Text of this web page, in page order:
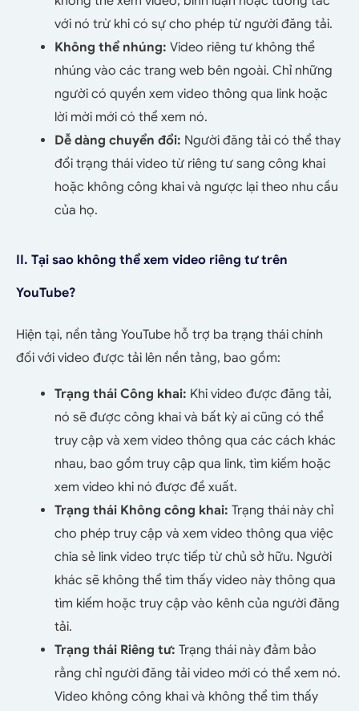
với nó trừ khi có sự cho phép từ người đăng tải.
Không thể nhúng: Video riêng tư không thể
nhúng vào các trang web bên ngoài. Chỉ những
người có quyền xem video thông qua link hoặc
lời mời mới có thể xem nó.
Dễ dàng chuyển đổi: Người đăng tải có thể thay
đổi trạng thái video từ riêng tư sang công khai
hoặc không công khai và ngược lại theo nhu cầu
của họ.
II. Tại sao không thể xem video riêng tư trên
YouTube?
Hiện tại, nền tảng YouTube hỗ trợ ba trạng thái chính
đối với video được tải lên nền tảng, bao gồm:
Trạng thái Công khai: Khi video được đăng tải,
nó sẽ được công khai và bất kỳ ai cũng có thể
truy cập và xem video thông qua các cách khác
nhau, bao gồm truy cập qua link, tìm kiếm hoặc
xem video khi nó được đề xuất.
Trạng thái Không công khai: Trạng thái này chỉ
cho phép truy cập và xem video thông qua việc
chia sẻ link video trực tiếp từ chủ sở hữu. Người
khác sẽ không thể tìm thấy video này thông qua
tìm kiếm hoặc truy cập vào kênh của người đăng
tải.
Trạng thái Riêng tư: Trạng thái này đảm bảo
rằng chỉ người đăng tải video mới có thể xem nó.
Video không công khai và không thể tìm thấy